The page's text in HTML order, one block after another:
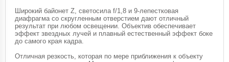
Широкий байонет Z, светосила f/1,8 и 9-лепестковая
диафрагма со скругленным отверстием дают отличный
результат при любом освещении. Объектив обеспечивает
эффект звездных лучей и плавный естественный эффект боке
до самого края кадра.
Отличная резкость, которая по мере приближения к объекту